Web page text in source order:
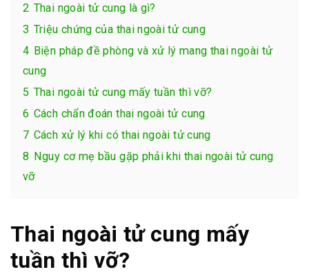
2 Thai ngoài tử cung là gì?
3 Triệu chứng của thai ngoài tử cung
4 Biện pháp đề phòng và xử lý mang thai ngoài tử
cung
5 Thai ngoài tử cung mấy tuần thì vỡ?
6 Cách chẩn đoán thai ngoài tử cung
7 Cách xử lý khi có thai ngoài tử cung
8 Nguy cơ mẹ bầu gặp phải khi thai ngoài tử cung
vỡ
Thai ngoài tử cung mấy
tuần thì vỡ?